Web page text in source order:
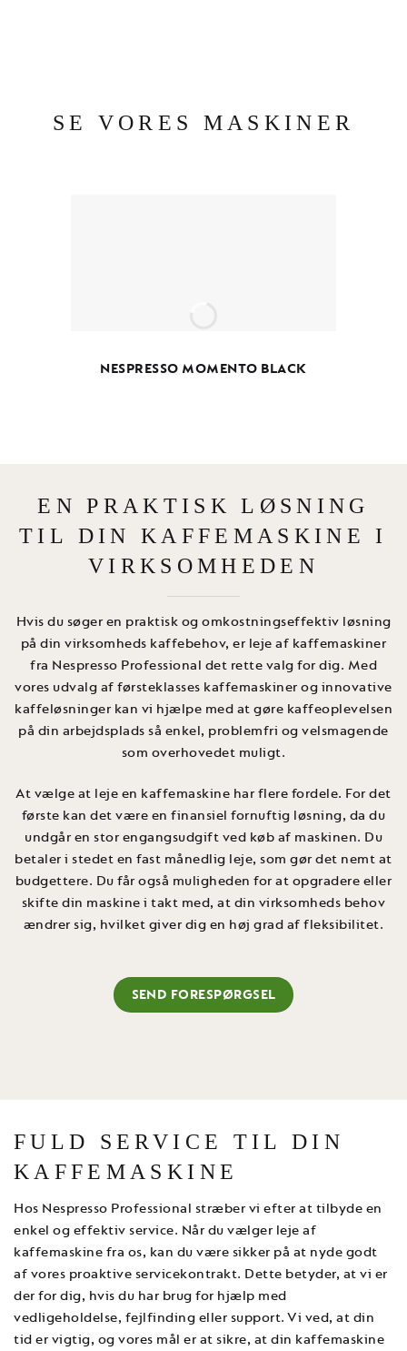
SE VORES MASKINER
NESPRESSO MOMENTO BLACK
EN PRAKTISK LØSNING
TIL DIN KAFFEMASKINE I
VIRKSOMHEDEN
Hvis du søger en praktisk og omkostningseffektiv løsning
på din virksomheds kaffebehov, er leje af kaffemaskiner
fra Nespresso Professional det rette valg for dig. Med
vores udvalg af førsteklasses kaffemaskiner og innovative
kaffeløsninger kan vi hjælpe med at gøre kaffeoplevelsen
på din arbejdsplads så enkel, problemfri og velsmagende
som overhovedet muligt.
At vælge at leje en kaffemaskine har flere fordele. For det
første kan det være en finansiel fornuftig løsning, da du
undgår en stor engangsudgift ved køb af maskinen. Du
betaler i stedet en fast månedlig leje, som gør det nemt at
budgettere. Du får også muligheden for at opgradere eller
skifte din maskine i takt med, at din virksomheds behov
ændrer sig, hvilket giver dig en høj grad af fleksibilitet.
SEND FORESPØRGSEL
FULD SERVICE TIL DIN
KAFFEMASKINE
Hos Nespresso Professional stræber vi efter at tilbyde en
enkel og effektiv service. Når du vælger leje af
kaffemaskine fra os, kan du være sikker på at nyde godt
af vores proaktive servicekontrakt. Dette betyder, at vi er
der for dig, hvis du har brug for hjælp med
vedligeholdelse, fejlfinding eller support. Vi ved, at din
tid er vigtig, og vores mål er at sikre, at din kaffemaskine